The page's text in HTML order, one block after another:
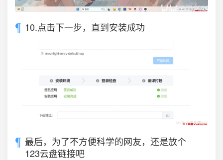
10.点击下一步，直到安装成功
最后，为了不方便科学的网友，还是放个
123云盘链接吧